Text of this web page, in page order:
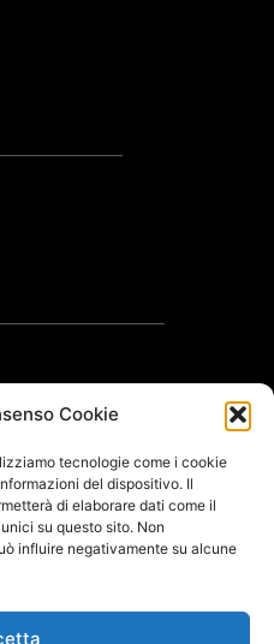
Cookie
tecnologie come i cookie
del dispositivo. Il
di elaborare dati come il
su questo sito. Non
influire negativamente su alcune